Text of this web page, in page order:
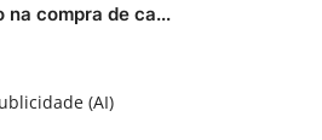
na compra de ca...
(AI)